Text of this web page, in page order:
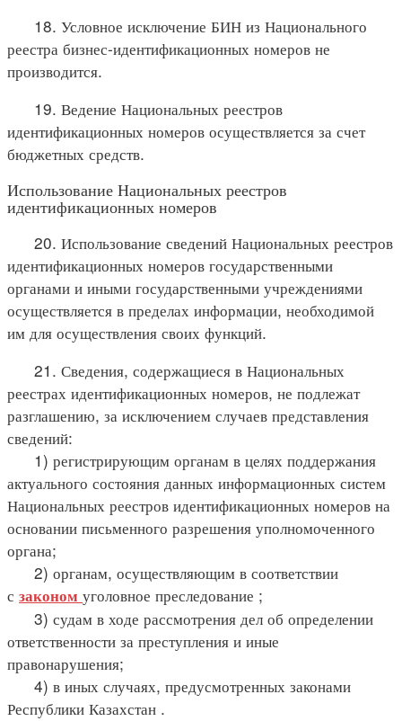
18. Условное исключение БИН из Национального
реестра бизнес-идентификационных номеров не
производится.
19. Ведение Национальных реестров
идентификационных номеров осуществляется за счет
бюджетных средств.
Использование Национальных реестров
идентификационных номеров
20. Использование сведений Национальных реестров
идентификационных номеров государственными
органами и иными государственными учреждениями
осуществляется в пределах информации, необходимой
им для осуществления своих функций.
21. Сведения, содержащиеся в Национальных
реестрах идентификационных номеров, не подлежат
разглашению, за исключением случаев представления
сведений:
1) регистрирующим органам в целях поддержания
актуального состояния данных информационных систем
Национальных реестров идентификационных номеров на
основании письменного разрешения уполномоченного
органа;
2) органам, осуществляющим в соответствии
с законом уголовное преследование ;
3) судам в ходе рассмотрения дел об определении
ответственности за преступления и иные
правонарушения;
4) в иных случаях, предусмотренных законами
Республики Казахстан .